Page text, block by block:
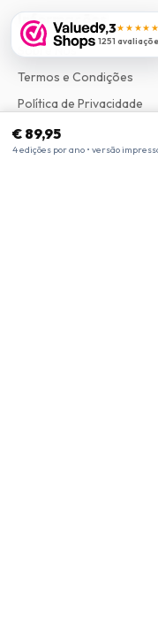
€ 89,95
4 edições por ano • versão
9,3★★★★★
1251
Informações
Sobre Nós
Termos e Condições
Política de Privacidade
Procedimento de